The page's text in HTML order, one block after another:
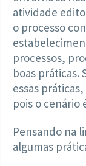
atividade
o processo
processos,
boas práticas.
essas
pois o cenário
Pensando na
algumas